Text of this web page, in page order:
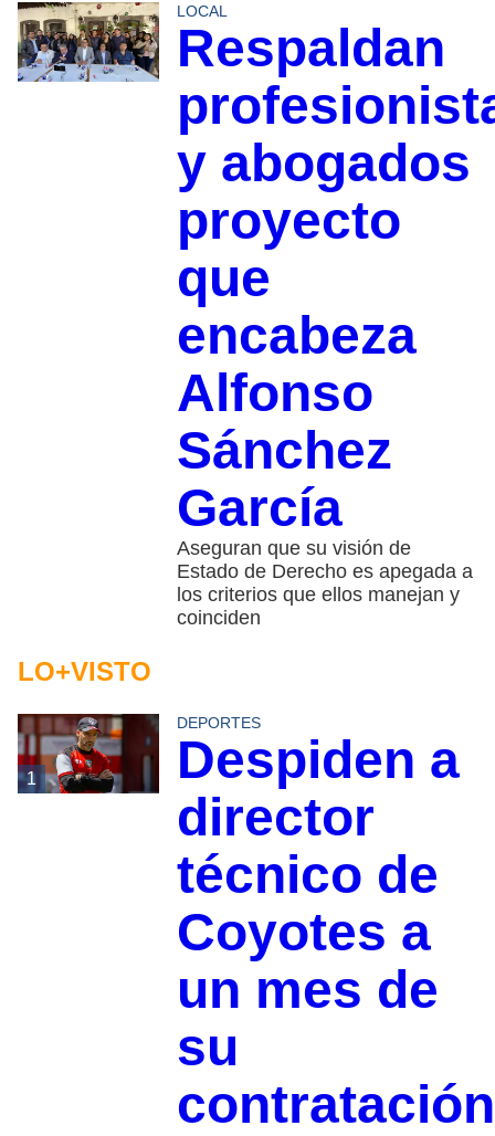
LOCAL
Respaldan
y abogados
proyecto
que
encabeza
Alfonso
Sánchez
García
Aseguran que su visión de
Estado de Derecho es apegada a
los criterios que ellos manejan y
coinciden
LO+VISTO
1
DEPORTES
Despiden a
director
técnico de
Coyotes a
un mes de
su
contratación